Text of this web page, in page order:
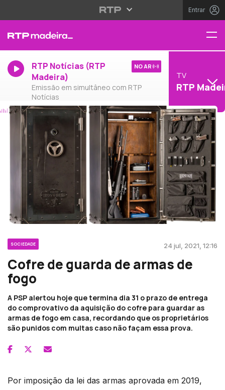
Entrar
RTP Notícias (RTP
Madeira)
Emissão em simultâneo com RTP
Notícias
NO AR
TV
RTP
SOCIEDADE 24 jul, 2021, 12:16
Cofre de guarda de armas de
fogo
A PSP alertou hoje que termina dia 31 o prazo de entrega
do comprovativo da aquisição do cofre para guardar as
armas de fogo em casa, recordando que os proprietários
são punidos com multas caso não façam essa prova.
Por imposição da lei das armas aprovada em 2019,